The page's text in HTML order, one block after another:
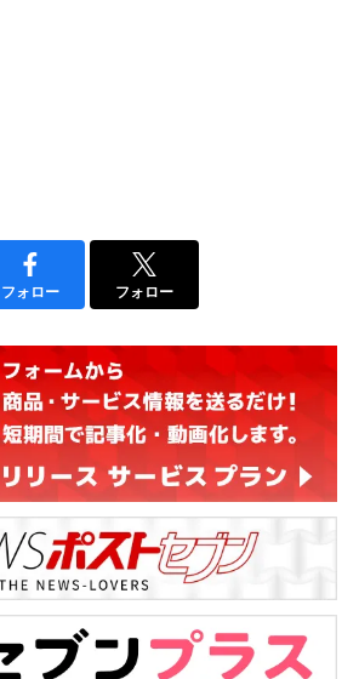
フォロー フォロー